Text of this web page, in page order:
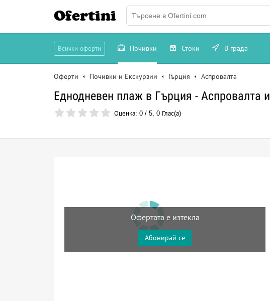
Ofertini
Всички оферти Почивки Стоки В града
Оферти Почивки и Екскурзии Гърция Аспровалта
Еднодневен плаж в Гърция - Аспровалта
Оценка: 0 / 5, 0 Глас(а)
Офертата е изтекла
Абонирай се